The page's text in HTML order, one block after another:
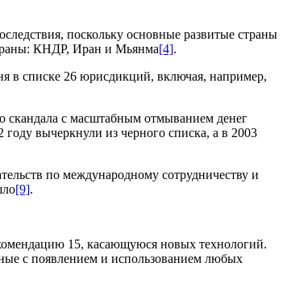
поскольку основные развитые страны
КНДР, Иран и Мьянма[4].
в списке 26 юрисдикций, включая, например,
скандала с масштабным отмыванием денег
вычеркнули из черного списка, а в 2003
по международному сотрудничеству и
[9].
15, касающуюся новых технологий.
с появлением и использованием любых